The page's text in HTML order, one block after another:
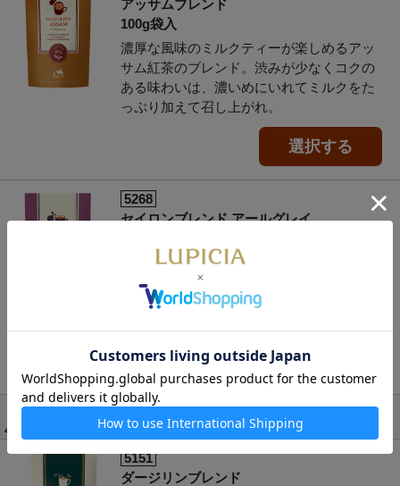
アッサムブレンド
100g袋入
濃厚な風味のミルクティーが楽しめるアッ
サム紅茶のブレンド。渋みが少なくコクの
ある味わいは、濃いめにいれてミルクをた
っぷり加えて召し上がれ。
選択する
5268
セイロンブレンド アールグレイ
爽やかなベルガモットの香りが優しく広が
るアールグレイ。渋みを抑えたすっきりと
した味わいはレモンやミルク、アイスティ
選択する
ティーバッグ
5151
ダージリンブレンド